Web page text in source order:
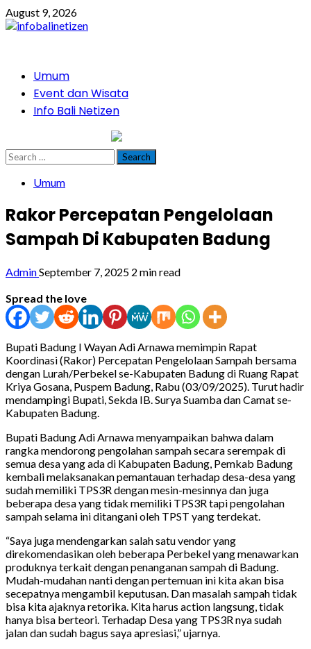
Skip
to
August 9, 2026
PrimaryUmum
Event dan Wisata
Info Bali Netizen
Search
for:
Umum
Rakor Percepatan Pengelolaan
Sampah Di Kabupaten Badung
AdminSeptember 7, 2025 2 min read
Spread the love
Bupati Badung I Wayan Adi Arnawa memimpin Rapat
Koordinasi (Rakor) Percepatan Pengelolaan Sampah bersama
dengan Lurah/Perbekel se-Kabupaten Badung di Ruang Rapat
Kriya Gosana, Puspem Badung, Rabu (03/09/2025). Turut hadir
mendampingi Bupati, Sekda IB. Surya Suamba dan Camat se-
Kabupaten Badung.
Bupati Badung Adi Arnawa menyampaikan bahwa dalam
rangka mendorong pengolahan sampah secara serempak di
semua desa yang ada di Kabupaten Badung, Pemkab Badung
kembali melaksanakan pemantauan terhadap desa-desa yang
sudah memiliki TPS3R dengan mesin-mesinnya dan juga
beberapa desa yang tidak memiliki TPS3R tapi pengolahan
sampah selama ini ditangani oleh TPST yang terdekat.
“Saya juga mendengarkan salah satu vendor yang
direkomendasikan oleh beberapa Perbekel yang menawarkan
produknya terkait dengan penanganan sampah di Badung.
Mudah-mudahan nanti dengan pertemuan ini kita akan bisa
secepatnya mengambil keputusan. Dan masalah sampah tidak
bisa kita ajaknya retorika. Kita harus action langsung, tidak
hanya bisa berteori. Terhadap Desa yang TPS3R nya sudah
jalan dan sudah bagus saya apresiasi,” ujarnya.